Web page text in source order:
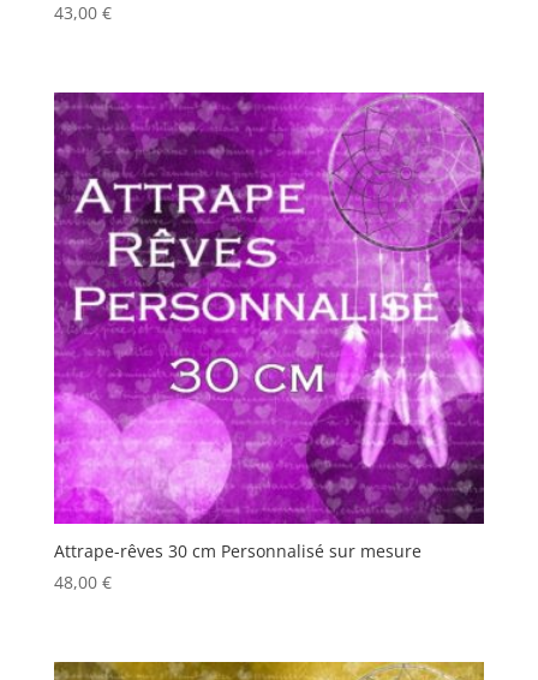
43,00 €
Attrape-rêves 30 cm Personnalisé sur mesure
48,00 €